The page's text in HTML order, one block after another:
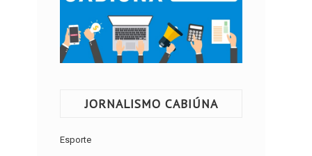
JORNALISMO CABIÚNA
Esporte